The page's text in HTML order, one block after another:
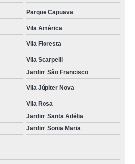
Parque Capuava
Vila América
Vila Floresta
Vila Scarpelli
Jardim São Francisco
Vila Júpiter Nova
Vila Rosa
Jardim Santa Adélia
Jardim Sonia Maria